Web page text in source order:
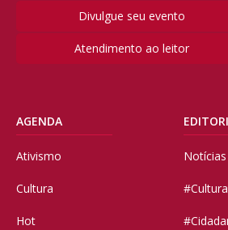
Divulgue seu evento
Atendimento ao leitor
AGENDA
Ativismo
Cultura
Hot
Notícias
#Cultura